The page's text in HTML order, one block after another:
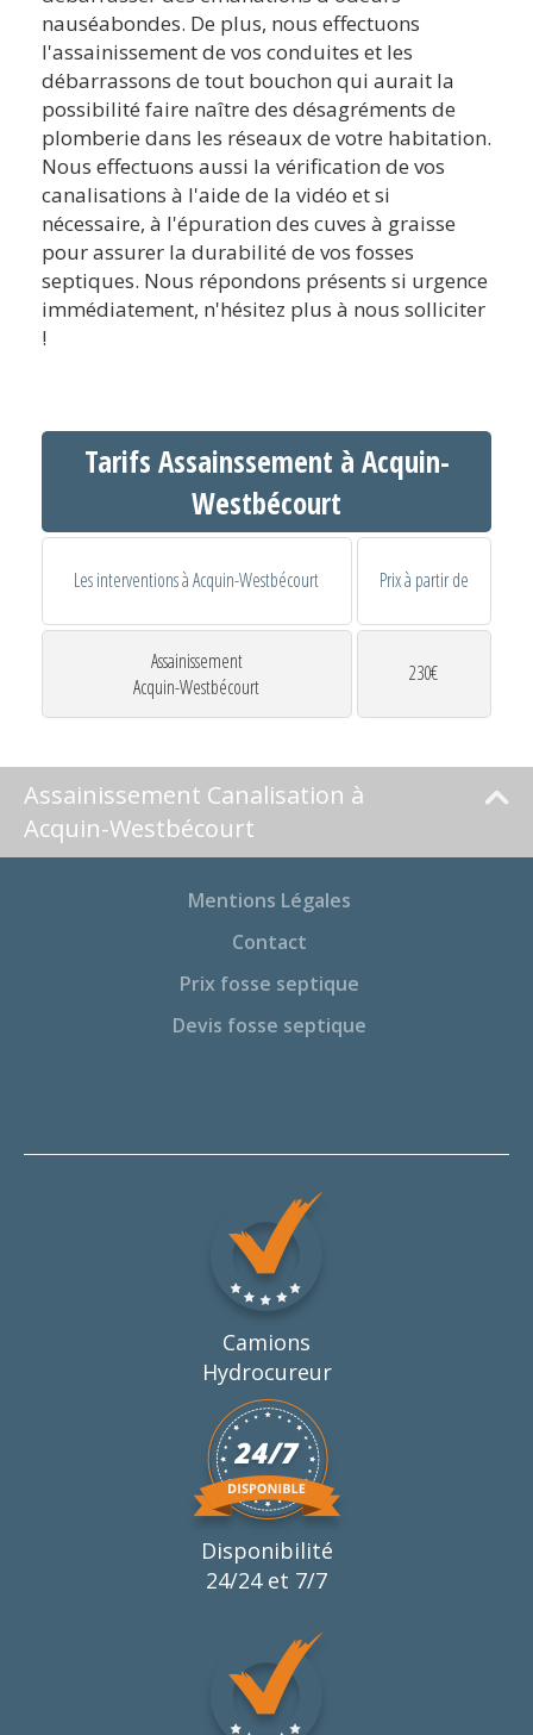
nauséabondes. De plus, nous effectuons
l'assainissement de vos conduites et les
débarrassons de tout bouchon qui aurait la
possibilité faire naître des désagréments de
plomberie dans les réseaux de votre habitation.
Nous effectuons aussi la vérification de vos
canalisations à l'aide de la vidéo et si
nécessaire, à l'épuration des cuves à graisse
pour assurer la durabilité de vos fosses
septiques. Nous répondons présents si urgence
immédiatement, n'hésitez plus à nous solliciter
!
Tarifs Assainssement à Acquin-
Westbécourt
Les interventions à Acquin-Westbécourt Prix à partir de
Assainissement
Acquin-Westbécourt
230€
Assainissement Canalisation à
Acquin-Westbécourt
Mentions Légales
Contact
Prix fosse septique
Devis fosse septique
Camions
Hydrocureur
Disponibilité
24/24 et 7/7